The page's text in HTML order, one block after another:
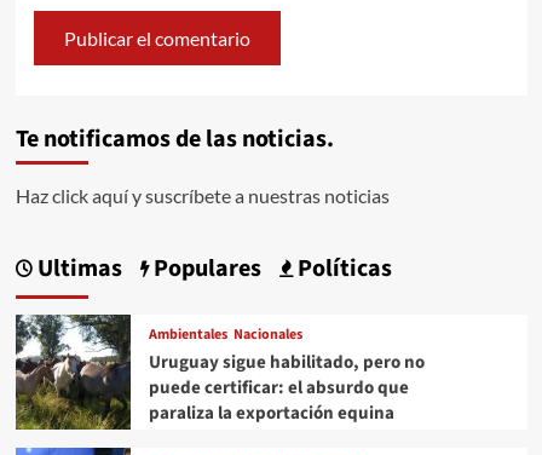
Te notificamos de las noticias.
Haz click aquí y suscríbete a nuestras noticias
Ultimas Populares Políticas
Ambientales Nacionales
Uruguay sigue habilitado, pero no
puede certificar: el absurdo que
paraliza la exportación equina